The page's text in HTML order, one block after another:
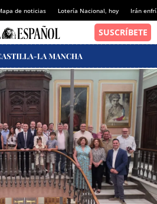
de noticias Lotería Nacional, hoy Irán